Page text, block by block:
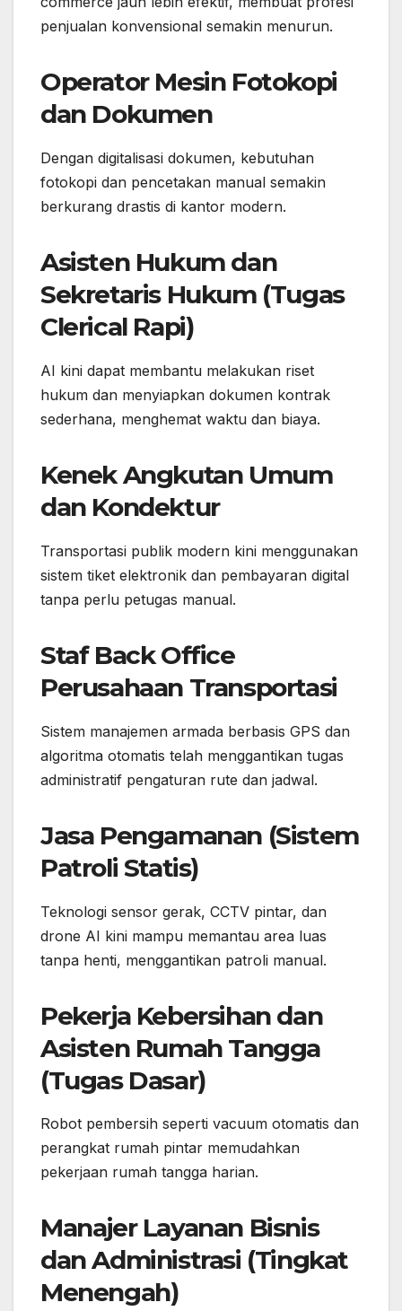
penjualan konvensional semakin menurun.
Operator Mesin Fotokopi
dan Dokumen
Dengan digitalisasi dokumen, kebutuhan
fotokopi dan pencetakan manual semakin
berkurang drastis di kantor modern.
Asisten Hukum dan
Sekretaris Hukum (Tugas
Clerical Rapi)
AI kini dapat membantu melakukan riset
hukum dan menyiapkan dokumen kontrak
sederhana, menghemat waktu dan biaya.
Kenek Angkutan Umum
dan Kondektur
Transportasi publik modern kini menggunakan
sistem tiket elektronik dan pembayaran digital
tanpa perlu petugas manual.
Staf Back Office
Perusahaan Transportasi
Sistem manajemen armada berbasis GPS dan
algoritma otomatis telah menggantikan tugas
administratif pengaturan rute dan jadwal.
Jasa Pengamanan (Sistem
Patroli Statis)
Teknologi sensor gerak, CCTV pintar, dan
drone AI kini mampu memantau area luas
tanpa henti, menggantikan patroli manual.
Pekerja Kebersihan dan
Asisten Rumah Tangga
(Tugas Dasar)
Robot pembersih seperti vacuum otomatis dan
perangkat rumah pintar memudahkan
pekerjaan rumah tangga harian.
Manajer Layanan Bisnis
dan Administrasi (Tingkat
Menengah)